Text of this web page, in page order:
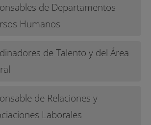
de Departamentos
Humanos
de Talento y del Área
de Relaciones y
Laborales